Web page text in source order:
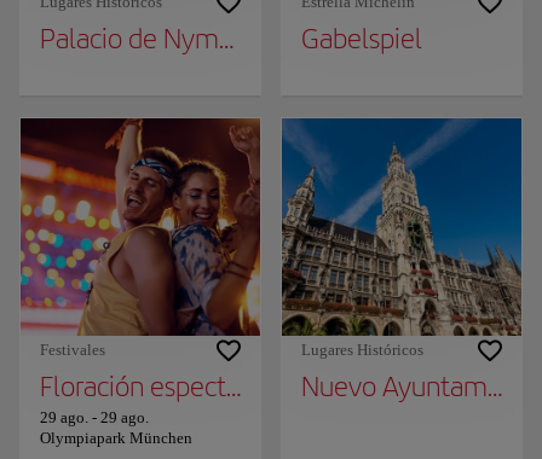
Palacio de NymphenburgGabelspiel
Festivales
Floración espectacular
29 ago. - 29 ago.
Olympiapark München
Lugares Históricos
Nuevo